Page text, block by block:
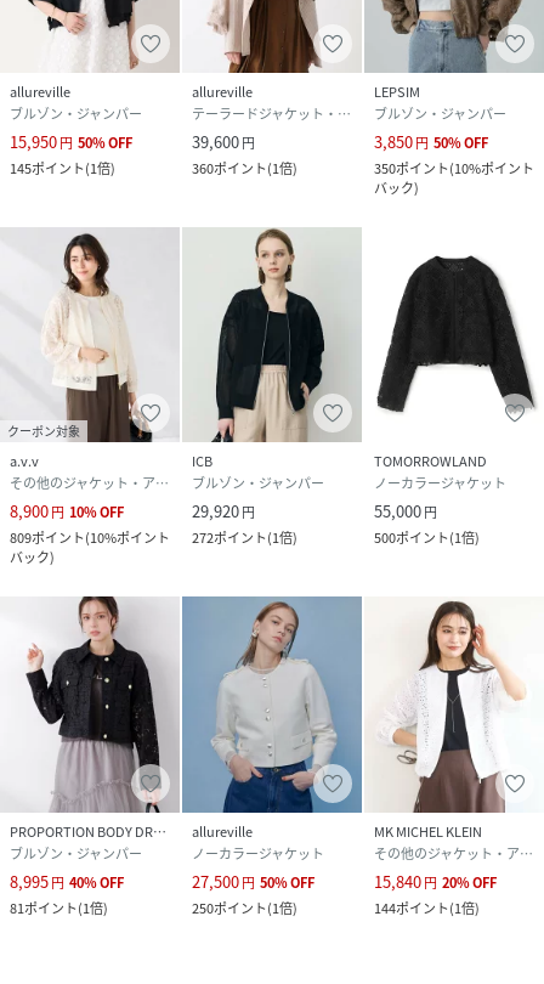
allureville
ブルゾン・ジャンパー
15,950円 50%OFF
145ポイント(1倍)
allureville
テーラードジャケット・ブレザー
39,600円
360ポイント(1倍)
LEPSIM
ブルゾン・ジャンパー
3,850円 50%OFF
350ポイント(10%ポイント
バック)
クーポン対象
a.v.v
その他のジャケット・アウター
8,900円 10%OFF
809ポイント(10%ポイント
バック)
ICB
ブルゾン・ジャンパー
29,920円
272ポイント(1倍)
TOMORROWLAND
ノーカラージャケット
55,000円
500ポイント(1倍)
PROPORTION BODY DRESSING
ブルゾン・ジャンパー
8,995円 40%OFF
81ポイント(1倍)
allureville
ノーカラージャケット
27,500円 50%OFF
250ポイント(1倍)
MK MICHEL KLEIN
その他のジャケット・アウター
15,840円 20%OFF
144ポイント(1倍)